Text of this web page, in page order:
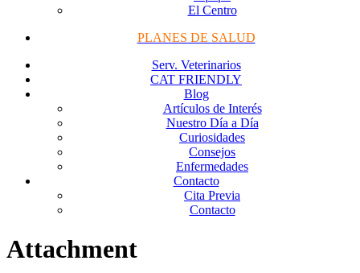
El Centro
PLANES DE SALUD
Serv. Veterinarios
CAT FRIENDLY
Blog
Artículos de Interés
Nuestro Día a Día
Curiosidades
Consejos
Enfermedades
Contacto
Cita Previa
Contacto
Attachment